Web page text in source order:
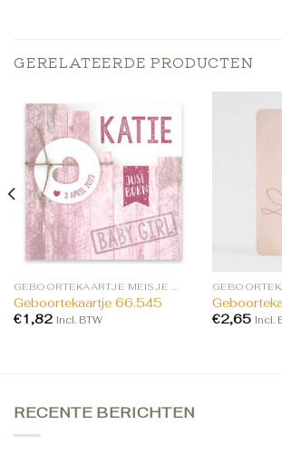
GERELATEERDE PRODUCTEN
Geboortekaartje 66.545
€1,82 Incl. BTW
€2,65 Incl.
RECENTE BERICHTEN